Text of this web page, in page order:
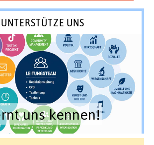
UNTERSTÜTZE UNS
uns kennen!